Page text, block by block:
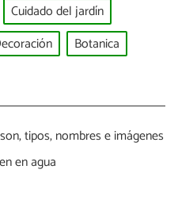
Cuidado del jardín
Botanica
tipos, nombres e imágenes
en agua